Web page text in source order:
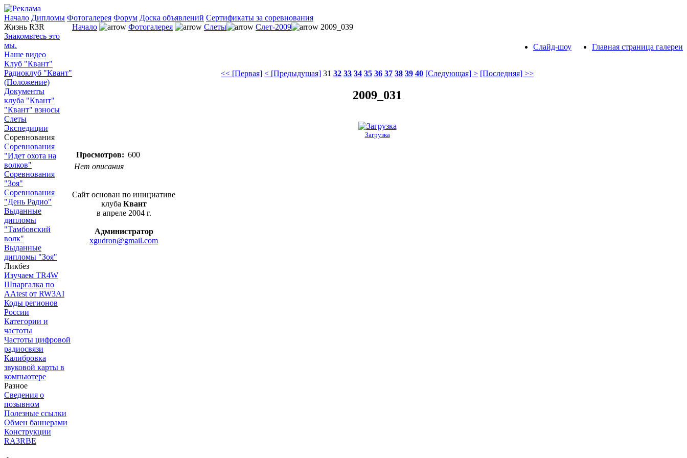
Начало Дипломы Фотогалерея Форум Доска объявлений Сертификаты за соревнования
Жизнь R3R
Знакомьтесь это
мы.
Наше видео
Клуб "Квант"
Радиоклуб "Квант"
(Положение)
Документы
клуба "Квант"
"Квант" взносы
Слеты
Экспедиции
Соревнования
Соревнования
"Идет охота на
волков"
Соревнования
"Зоя"
Соревнования
"День Радио"
Выданные
дипломы
"Тамбовский
волк"
Выданные
дипломы "Зоя"
Ликбез
Изучаем TR4W
Шпаргалка по
AAtest от RW3AI
Коды регионов
России
Категории и
частоты
Частоты цифровой
радиосвязи
Калибровка
звуковой карты в
компьютере
Разное
Сведения о
позывном
Полезные ссылки
Обмен баннерами
Конструкции
RA3RBE
Начало Фотогалерея Слеты Слет-2009 2009_039
Главная страница галереи
Слайд-шоу
<< [Первая] < [Предыдущая] 31 32 33 34 35 36 37 38 39 40 [Следующая] > [Последняя] >>
2009_031
Загрузка
Просмотров: 600
Нет описания
Сайт основан по инициативе
клуба Квант
в апреле 2004 г.
Администратор
xgudron@gmail.com